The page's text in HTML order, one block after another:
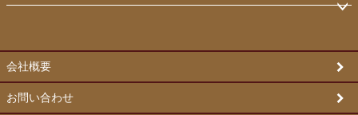
会社概要
お問い合わせ